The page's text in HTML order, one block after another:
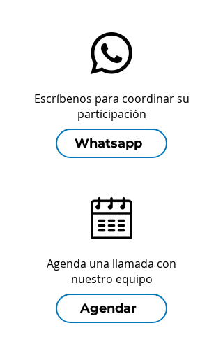
Escríbenos para coordinar su
participación
Whatsapp
Agenda una llamada con
nuestro equipo
Agendar